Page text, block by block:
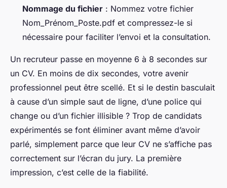
Nommage du fichier : Nommez votre fichier
Nom_Prénom_Poste.pdf et compressez-le si
nécessaire pour faciliter l’envoi et la consultation.
Un recruteur passe en moyenne 6 à 8 secondes sur
un CV. En moins de dix secondes, votre avenir
professionnel peut être scellé. Et si le destin basculait
à cause d’un simple saut de ligne, d’une police qui
change ou d’un fichier illisible ? Trop de candidats
expérimentés se font éliminer avant même d’avoir
parlé, simplement parce que leur CV ne s’affiche pas
correctement sur l’écran du jury. La première
impression, c’est celle de la fiabilité.